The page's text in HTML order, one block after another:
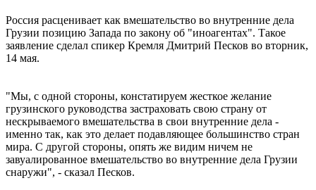
Россия расценивает как вмешательство во внутренние дела
Грузии позицию Запада по закону об "иноагентах". Такое
заявление сделал спикер Кремля Дмитрий Песков во вторник,
14 мая.
"Мы, с одной стороны, констатируем жесткое желание
грузинского руководства застраховать свою страну от
нескрываемого вмешательства в свои внутренние дела -
именно так, как это делает подавляющее большинство стран
мира. С другой стороны, опять же видим ничем не
завуалированное вмешательство во внутренние дела Грузии
снаружи", - сказал Песков.